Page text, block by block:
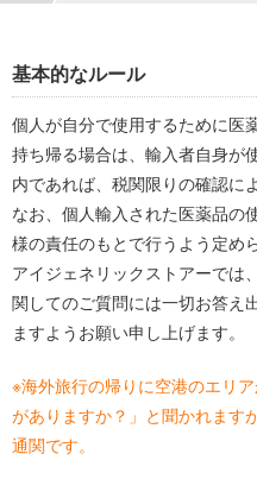
基本的なルール
個人が自分で使用するために医
持ち帰る場合は、輸入者自身が
内であれば、税関限りの確認に
なお、個人輸入された医薬品の
様の責任のもとで行うよう定め
アイジェネリックストアーでは
関してのご質問には一切お答え
ますようお願い申し上げます。
※海外旅行の帰りに空港のエリ
がありますか？」と聞かれます
通関です。